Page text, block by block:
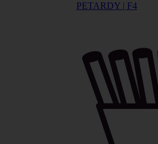
PETARDY | F4